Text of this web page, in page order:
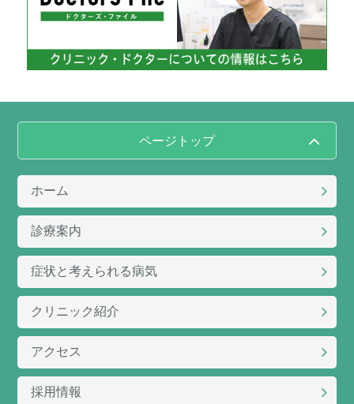
ページトップ
ホーム
診療案内
症状と考えられる病気
クリニック紹介
アクセス
採用情報